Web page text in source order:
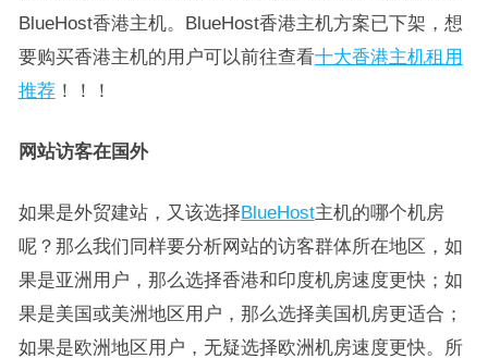
BlueHost香港主机。BlueHost香港主机方案已下架，想
要购买香港主机的用户可以前往查看十大香港主机租用
推荐！！！
网站访客在国外
如果是外贸建站，又该选择BlueHost主机的哪个机房
呢？那么我们同样要分析网站的访客群体所在地区，如
果是亚洲用户，那么选择香港和印度机房速度更快；如
果是美国或美洲地区用户，那么选择美国机房更适合；
如果是欧洲地区用户，无疑选择欧洲机房速度更快。所